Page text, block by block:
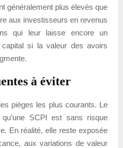
généralement plus élevés que
aux investisseurs en revenus
qui leur laisse encore un
capital si la valeur des avoirs
à éviter
pièges les plus courants. Le
SCPI est sans risque
En réalité, elle reste exposée
aux variations de valeur